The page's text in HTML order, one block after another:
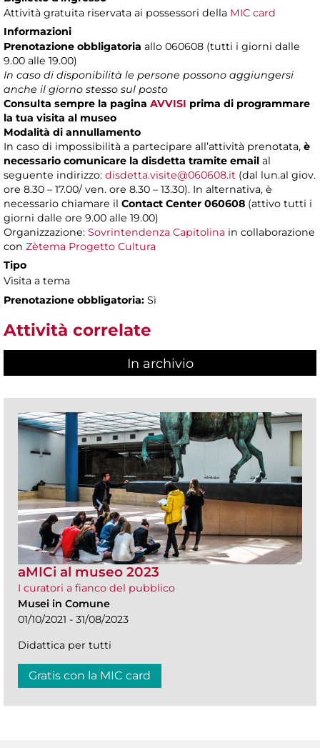
Attività gratuita riservata ai possessori della MIC card
Informazioni
Prenotazione obbligatoria allo 060608 (tutti i giorni dalle
9.00 alle 19.00)
In caso di disponibilità le persone possono aggiungersi
anche il giorno stesso sul posto
Consulta sempre la pagina AVVISI prima di programmare
la tua visita al museo
Modalità di annullamento
In caso di impossibilità a partecipare all’attività prenotata, è
necessario comunicare la disdetta tramite email al
seguente indirizzo: disdetta.visite@060608.it (dal lun.al giov.
ore 8.30 – 17.00/ ven. ore 8.30 – 13.30). In alternativa, è
necessario chiamare il Contact Center 060608 (attivo tutti i
giorni dalle ore 9.00 alle 19.00)
Organizzazione: Sovrintendenza Capitolina in collaborazione
con Zètema Progetto Cultura
Tipo
Visita a tema
Prenotazione obbligatoria: Sì
Attività correlate
In archivio
aMICi al museo 2023
I curatori a fianco del pubblico
Musei in Comune
01/10/2021 - 31/08/2023
Didattica per tutti
Gratis con la MIC card